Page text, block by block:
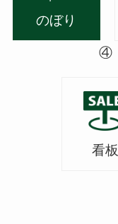
のぼり
④
看板